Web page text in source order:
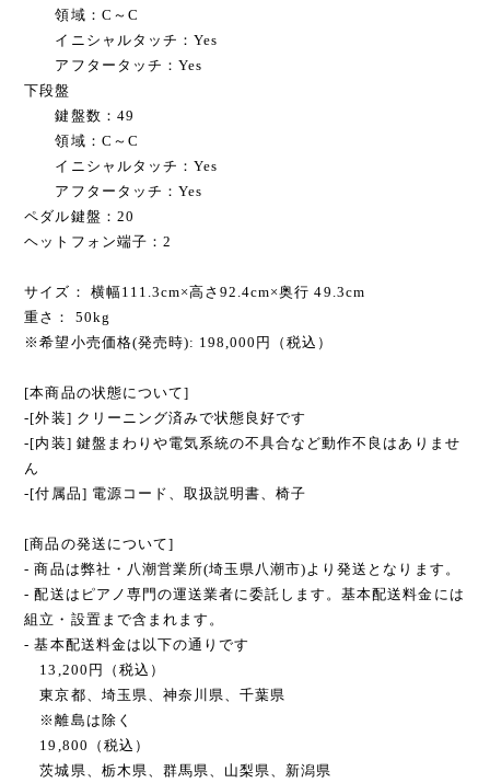
領域：C～C
イニシャルタッチ：Yes
アフタータッチ：Yes
下段盤
鍵盤数：49
領域：C～C
イニシャルタッチ：Yes
アフタータッチ：Yes
ペダル鍵盤：20
ヘットフォン端子：2
サイズ： 横幅111.3cm×高さ92.4cm×奥行 49.3cm
重さ： 50kg
※希望小売価格(発売時): 198,000円（税込）
[本商品の状態について]
-[外装] クリーニング済みで状態良好です
-[内装] 鍵盤まわりや電気系統の不具合など動作不良はありませ
ん
-[付属品] 電源コード、取扱説明書、椅子
[商品の発送について]
- 商品は弊社・八潮営業所(埼玉県八潮市)より発送となります。
- 配送はピアノ専門の運送業者に委託します。基本配送料金には
組立・設置まで含まれます。
- 基本配送料金は以下の通りです
13,200円（税込）
東京都、埼玉県、神奈川県、千葉県
※離島は除く
19,800（税込）
茨城県、栃木県、群馬県、山梨県、新潟県